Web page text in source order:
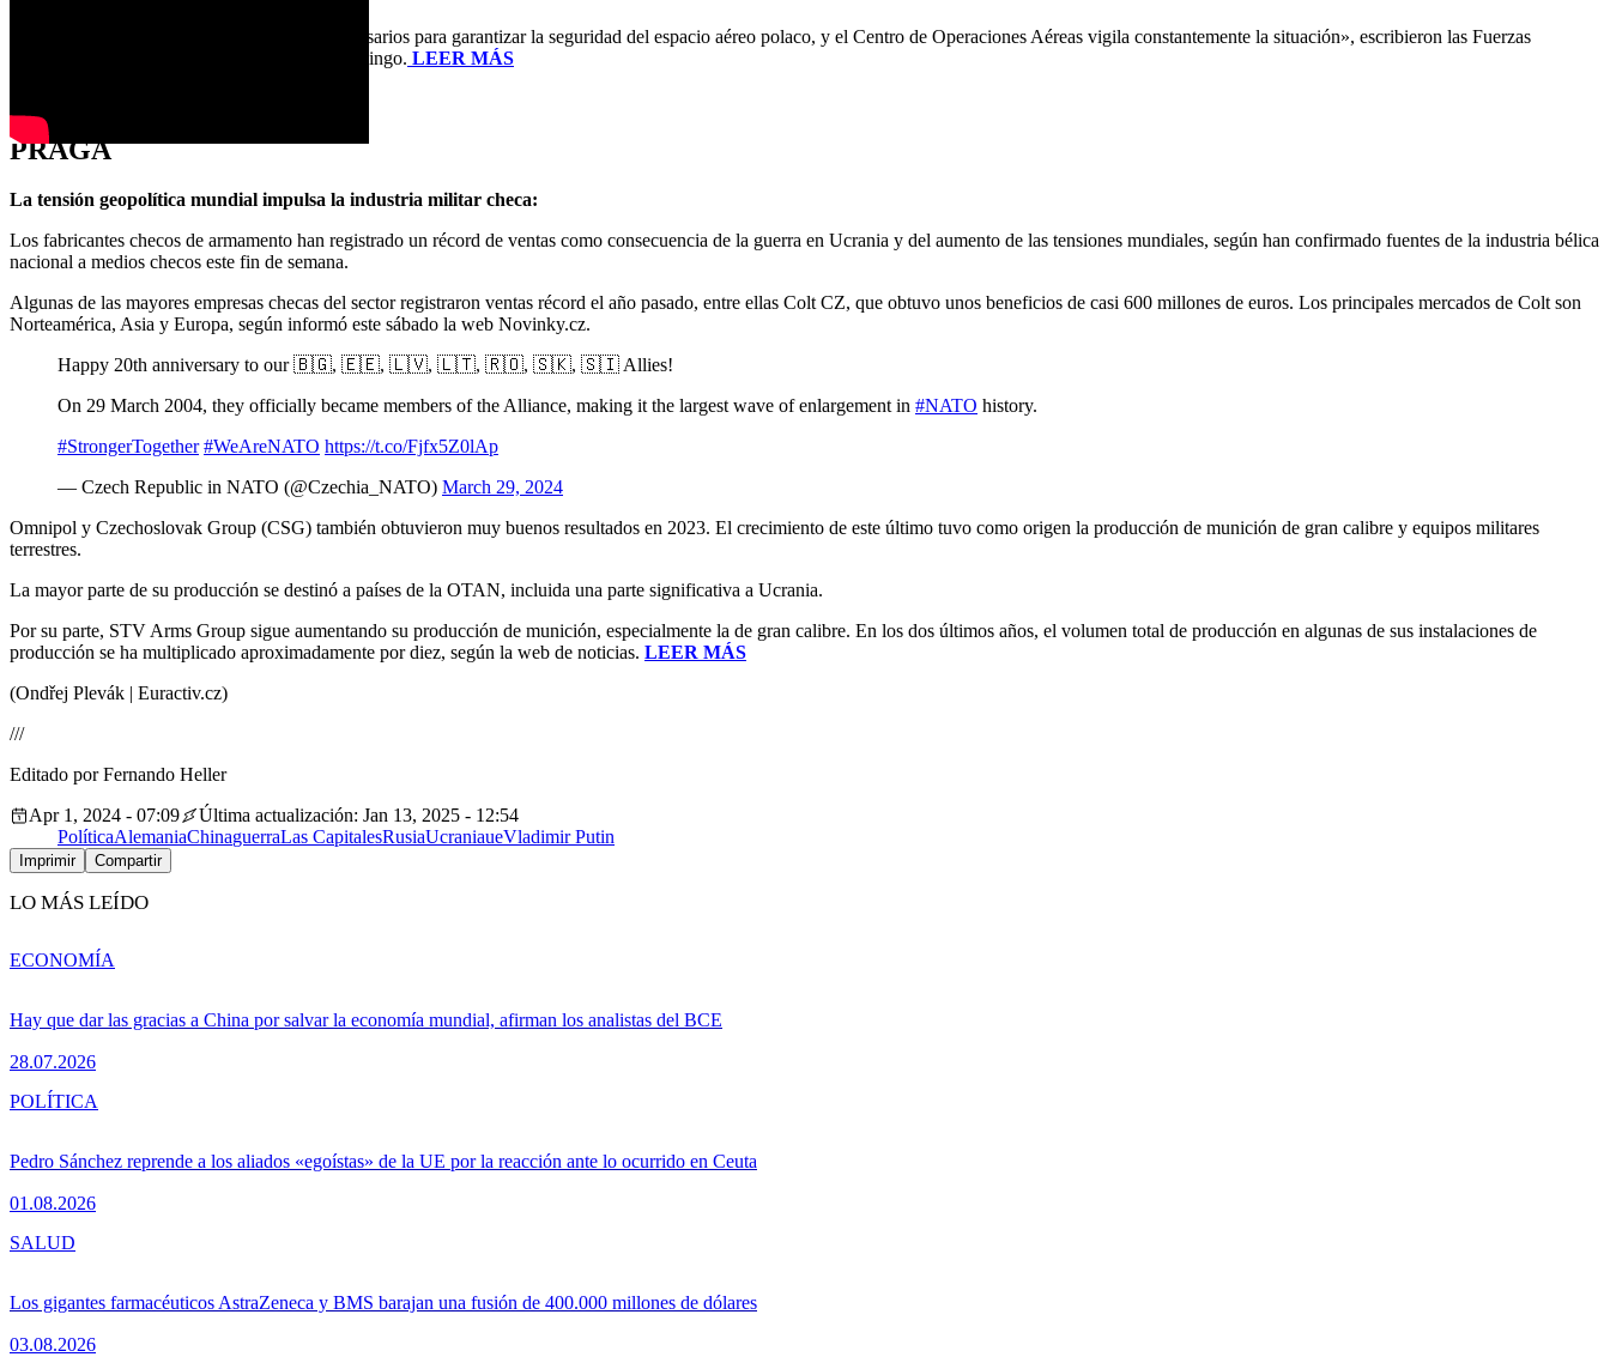
«Se han iniciado todos los procedimientos necesarios para garantizar la seguridad del espacio aéreo polaco, y el Centro de Operaciones Aéreas vigila constantemente la situación», escribieron las Fuerzas
Armadas polacas en X a las 5.00 horas del domingo. LEER MÁS
PRAGA
La tensión geopolítica mundial impulsa la industria militar checa:
Los fabricantes checos de armamento han registrado un récord de ventas como consecuencia de la guerra en Ucrania y del aumento de las tensiones mundiales, según han confirmado fuentes de la industria bélica
nacional a medios checos este fin de semana.
Algunas de las mayores empresas checas del sector registraron ventas récord el año pasado, entre ellas Colt CZ, que obtuvo unos beneficios de casi 600 millones de euros. Los principales mercados de Colt son
Norteamérica, Asia y Europa, según informó este sábado la web Novinky.cz.
Happy 20th anniversary to our 🇧🇬, 🇪🇪, 🇱🇻, 🇱🇹, 🇷🇴, 🇸🇰, 🇸🇮 Allies!
On 29 March 2004, they officially became members of the Alliance, making it the largest wave of enlargement in #NATO history.
#StrongerTogether #WeAreNATO https://t.co/Fjfx5Z0lAp
— Czech Republic in NATO (@Czechia_NATO) March 29, 2024
Omnipol y Czechoslovak Group (CSG) también obtuvieron muy buenos resultados en 2023. El crecimiento de este último tuvo como origen la producción de munición de gran calibre y equipos militares
terrestres.
La mayor parte de su producción se destinó a países de la OTAN, incluida una parte significativa a Ucrania.
Por su parte, STV Arms Group sigue aumentando su producción de munición, especialmente la de gran calibre. En los dos últimos años, el volumen total de producción en algunas de sus instalaciones de
producción se ha multiplicado aproximadamente por diez, según la web de noticias. LEER MÁS
(Ondřej Plevák | Euractiv.cz)
///
Editado por Fernando Heller
Apr 1, 2024 - 07:09
Última actualización: Jan 13, 2025 - 12:54
PolíticaAlemaniaChinaguerraLas CapitalesRusiaUcraniaueVladimir Putin
Imprimir Compartir
LO MÁS LEÍDO
Hay que dar las gracias a China por salvar la economía mundial, afirman los analistas del BCE
28.07.2026
ECONOMÍA
Pedro Sánchez reprende a los aliados «egoístas» de la UE por la reacción ante lo ocurrido en Ceuta
01.08.2026
POLÍTICA
Los gigantes farmacéuticos AstraZeneca y BMS barajan una fusión de 400.000 millones de dólares
03.08.2026
SALUD